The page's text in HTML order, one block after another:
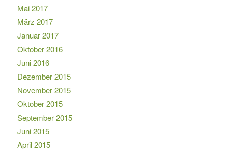
Mai 2017
März 2017
Januar 2017
Oktober 2016
Juni 2016
Dezember 2015
November 2015
Oktober 2015
September 2015
Juni 2015
April 2015